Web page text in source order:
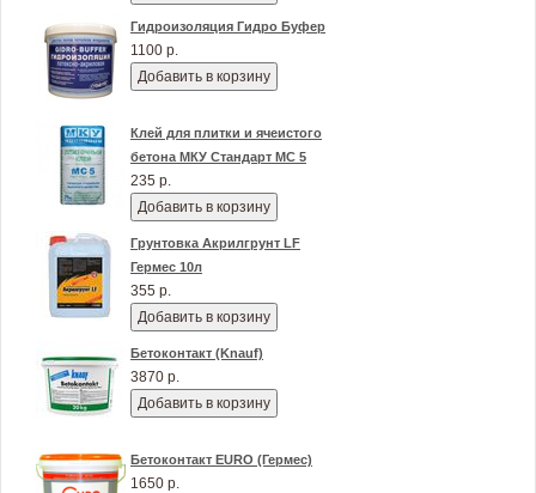
Гидроизоляция Гидро Буфер
1100 р.
Добавить в корзину
Клей для плитки и ячеистого
бетона МКУ Стандарт МС 5
235 р.
Добавить в корзину
Грунтовка Акрилгрунт LF
Гермес 10л
355 р.
Добавить в корзину
Бетоконтакт (Knauf)
3870 р.
Добавить в корзину
Бетоконтакт EURO (Гермес)
1650 р.